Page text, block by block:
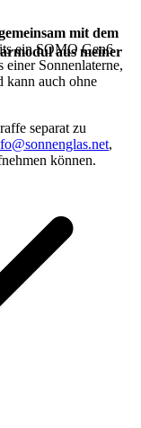
mit dem
ein SOMO Gen6
einer Sonnenlaterne,
kann auch ohne
separat zu
,
können.
aus meiner